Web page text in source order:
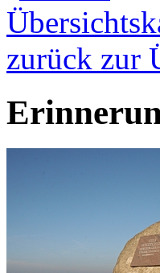
zurück zur